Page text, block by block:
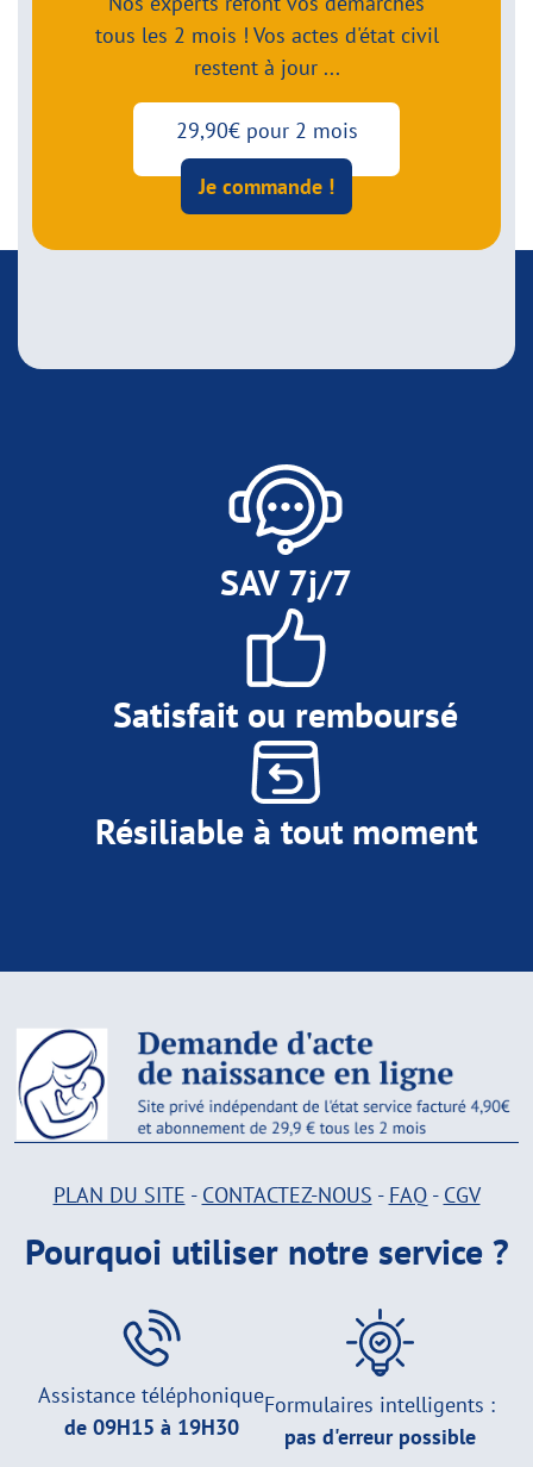
tous les 2 mois ! Vos actes d'état civil
restent à jour ...
29,90€ pour 2 mois
Je commande !
SAV 7j/7
Satisfait ou remboursé
Résiliable à tout moment
PLAN DU SITE - CONTACTEZ-NOUS - FAQ- CGV
Pourquoi utiliser notre service ?
Assistance téléphonique
de 09H15 à 19H30
Formulaires intelligents :
pas d'erreur possible